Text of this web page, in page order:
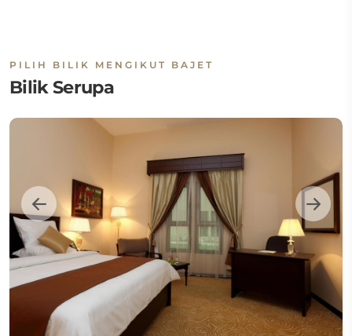
PILIH BILIK MENGIKUT BAJET
Bilik Serupa